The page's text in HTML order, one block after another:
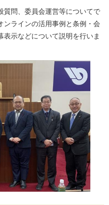
質問、委員会運営等についてで
ンラインの活用事例と条例・会
示などについて説明を行いま